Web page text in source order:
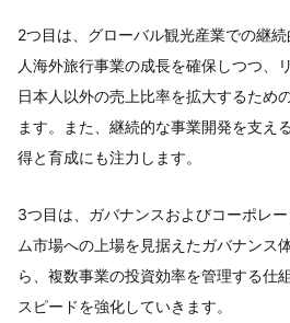
2つ目は、グローバル観光産業での継
人海外旅行事業の成長を確保しつつ、
日本人以外の売上比率を拡大するため
ます。また、継続的な事業開発を支え
得と育成にも注力します。
3つ目は、ガバナンスおよびコーポレ
ム市場への上場を見据えたガバナンス
ら、複数事業の投資効率を管理する仕
スピードを強化していきます。